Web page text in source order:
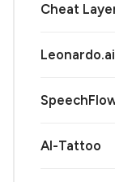
Cheat
Leonardo.ai
AI-Tattoo